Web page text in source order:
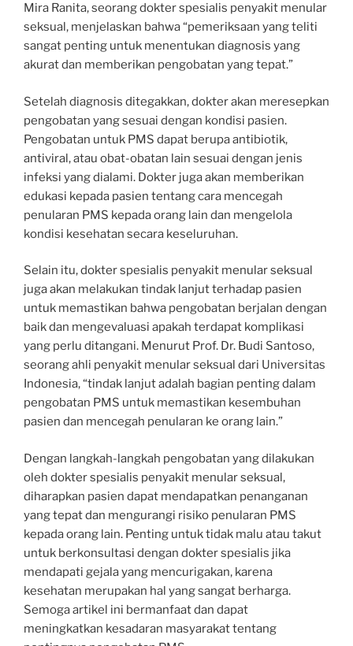
Mira Ranita, seorang dokter spesialis penyakit menular
seksual, menjelaskan bahwa “pemeriksaan yang teliti
sangat penting untuk menentukan diagnosis yang
akurat dan memberikan pengobatan yang tepat.”
Setelah diagnosis ditegakkan, dokter akan meresepkan
pengobatan yang sesuai dengan kondisi pasien.
Pengobatan untuk PMS dapat berupa antibiotik,
antiviral, atau obat-obatan lain sesuai dengan jenis
infeksi yang dialami. Dokter juga akan memberikan
edukasi kepada pasien tentang cara mencegah
penularan PMS kepada orang lain dan mengelola
kondisi kesehatan secara keseluruhan.
Selain itu, dokter spesialis penyakit menular seksual
juga akan melakukan tindak lanjut terhadap pasien
untuk memastikan bahwa pengobatan berjalan dengan
baik dan mengevaluasi apakah terdapat komplikasi
yang perlu ditangani. Menurut Prof. Dr. Budi Santoso,
seorang ahli penyakit menular seksual dari Universitas
Indonesia, “tindak lanjut adalah bagian penting dalam
pengobatan PMS untuk memastikan kesembuhan
pasien dan mencegah penularan ke orang lain.”
Dengan langkah-langkah pengobatan yang dilakukan
oleh dokter spesialis penyakit menular seksual,
diharapkan pasien dapat mendapatkan penanganan
yang tepat dan mengurangi risiko penularan PMS
kepada orang lain. Penting untuk tidak malu atau takut
untuk berkonsultasi dengan dokter spesialis jika
mendapati gejala yang mencurigakan, karena
kesehatan merupakan hal yang sangat berharga.
Semoga artikel ini bermanfaat dan dapat
meningkatkan kesadaran masyarakat tentang